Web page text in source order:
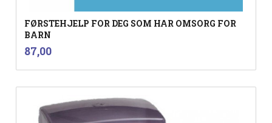
FØRSTEHJELP FOR DEG SOM HAR OMSORG FOR
BARN
Pris
87,00